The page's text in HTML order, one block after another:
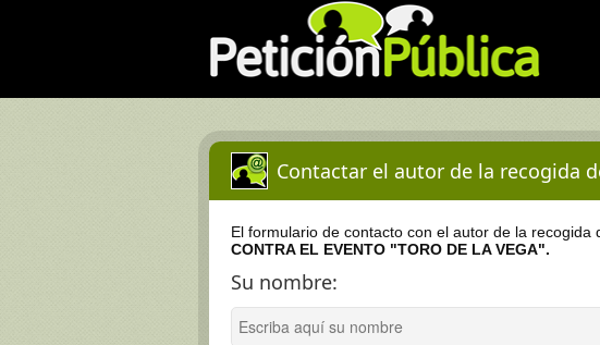
Contactar el autor de la recogida
El formulario de contacto con el autor de la recogida
CONTRA EL EVENTO "TORO DE LA VEGA".
Su nombre: